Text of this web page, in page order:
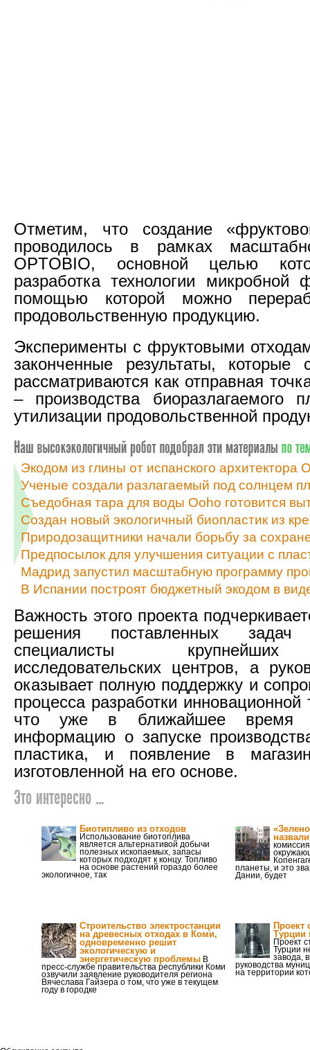
Отметим, что создание
проводилось в рамках
OPTOBIO, основной целью
разработка технологии микробной
помощью которой можно
продовольственную продукцию.
Эксперименты с фруктовыми
законченные результаты, которые
рассматриваются как отправная
– производства биоразлагаемого
утилизации продовольственной
Экодом из глины от испанского архитектора
Ученые создали разлагаемый под солнцем
Съедобная тара для воды Ooho готовится
Создан новый экологичный биопластик из
Природозащитники начали борьбу за
Предпосылок для улучшения ситуации с
Мадрид запустил масштабную программу
В Испании построят бюджетный экодом в
Важность этого проекта
решения поставленных задач
специалисты крупнейших
исследовательских центров, а
оказывает полную поддержку и
процесса разработки инновационной
что уже в ближайшее время
информацию о запуске
пластика, и появление в
изготовленной на его основе.
Это интересно ...
Биотипливо из отходов
Использование биотоплива
является альтернативой добычи
полезных ископаемых, запасы
которых подходят к концу. Топливо
на основе растений гораздо более
экологичное, так
планеты, и это
Дании, будет
Строительство электростанции
на древесных отходах в Коми,
одновременно решит
экологическую и
энергетическую проблемы В
пресс-службе правительства республики Коми
озвучили заявление руководителя региона
Вячеслава Гайзера о том, что уже в текущем
году в городке
Проект
Турции
Проект
Турции
завода,
руководства
на территории